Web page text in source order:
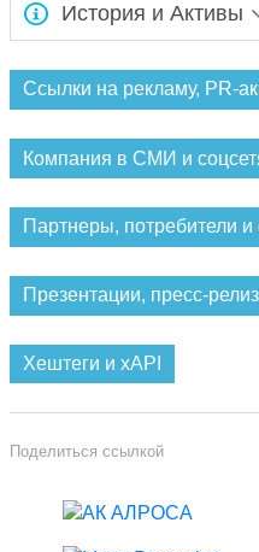
История и Активы
Ссылки на рекламу, PR-
Компания в СМИ и
Партнеры, потребители
Презентации, пресс-
Хештеги и xAPI
Поделиться ссылкой